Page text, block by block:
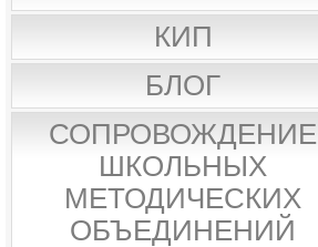
КИП
БЛОГ
СОПРОВОЖДЕНИЕ
ШКОЛЬНЫХ
МЕТОДИЧЕСКИХ
ОБЪЕДИНЕНИЙ